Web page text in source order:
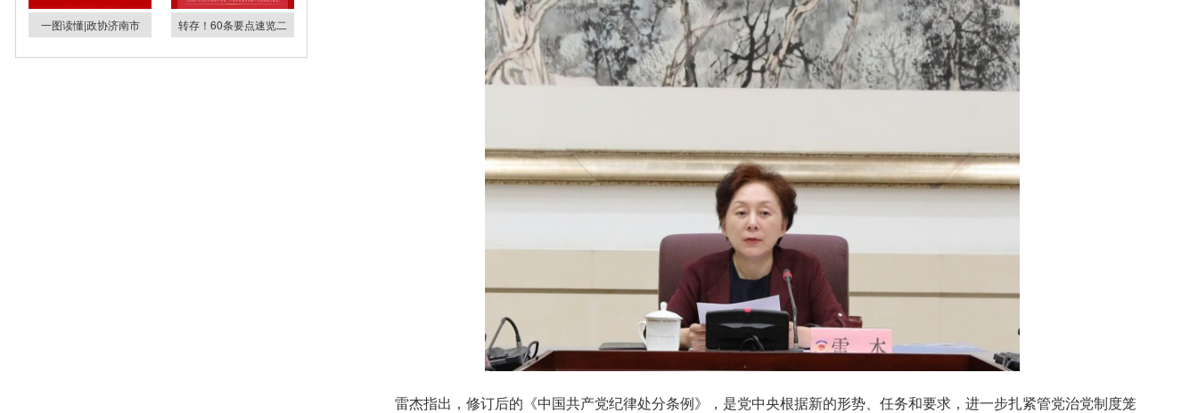
一图读懂|政协济南市 转存！60条要点速览二
雷杰指出，修订后的《中国共产党纪律处分条例》，是党中央根据新的形势、任务和要求，进一步扎紧管党治党制度笼